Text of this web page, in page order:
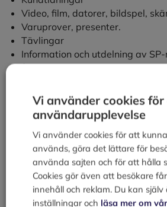
Video, film, datorer, bildspel,
Varuprover, presenter.
Tävlingar
Information och utdelning av
återförsäljare.
En liten summering av
Träna monterpersonalen, bland
produktkunskap.
Ha en uppdaterad kundlista
Enhetlig klädsel. Det ska tydligt
företagets representanter är.
Låt besökarna använda alla
känna, smaka…
Vi använder cookies
användarupplevelse
Vi använder cookies för att
används, göra det lättare för
använda sajten och för att hålla
Cookies gör även att besökare
innehåll och reklam. Du kan
inställningar och läsa mer om